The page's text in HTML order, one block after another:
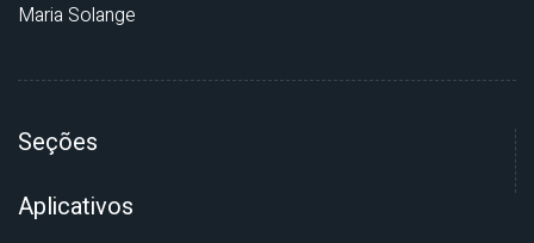
Maria Solange
Seções
Aplicativos